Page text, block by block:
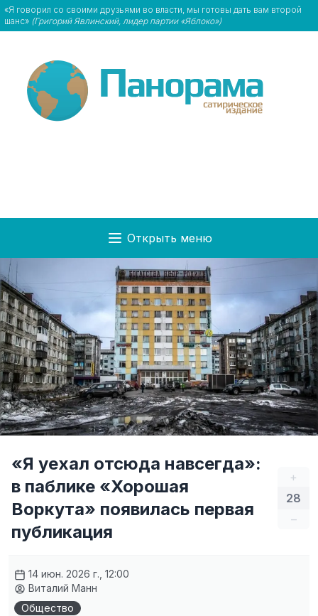
«Я говорил со своими друзьями во власти, мы готовы дать вам второй
шанс» (Григорий Явлинский, лидер партии «Яблоко»)
Открыть меню
+
28
–
«Я уехал отсюда навсегда»:
в паблике «Хорошая
Воркута» появилась первая
публикация
14 июн. 2026 г., 12:00
Виталий Манн
Общество